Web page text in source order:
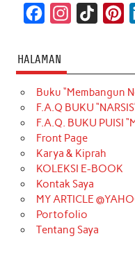
c
e
b
o
o
k
t
a
g
r
a
m
T
o
k
t
e
r
HALAMAN
Buku “Membangun
F.A.Q BUKU
F.A.Q. BUKU PUISI
Front Page
Karya & Kiprah
KOLEKSI E-BOOK
Kontak Saya
MY ARTICLE
Portofolio
Tentang Saya